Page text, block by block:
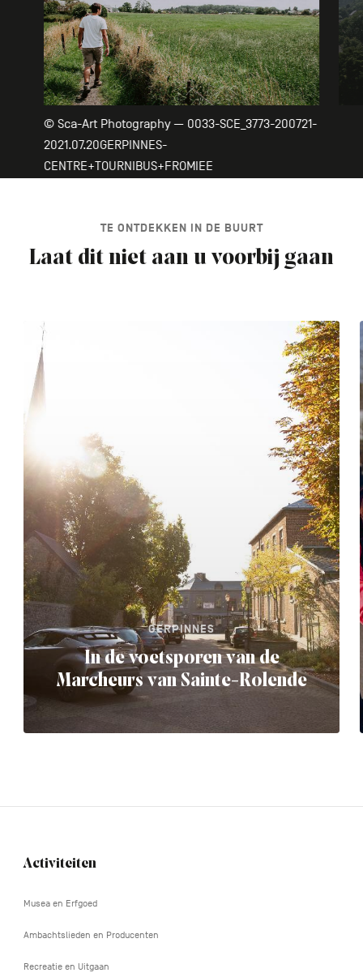
© Sca-Art Photography — 0033-SCE_3773-200721-
2021.07.20GERPINNES-
CENTRE+TOURNIBUS+FROMIEE
TE ONTDEKKEN IN DE BUURT
Laat dit niet aan u voorbij gaan
GERPINNES
In de voetsporen van de
Marcheurs van Sainte-Rolende
Navigation
Activiteiten
Musea en Erfgoed
Ambachtslieden en Producenten
Recreatie en Uitgaan